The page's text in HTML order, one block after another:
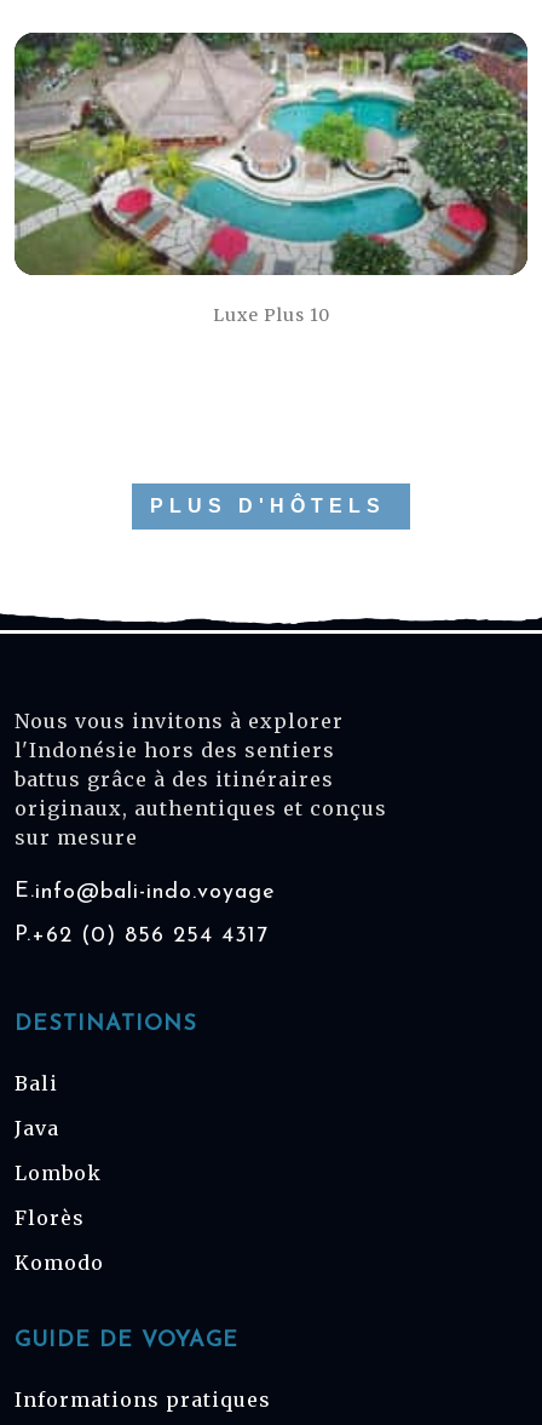
Luxe Plus 10
PLUS D'HÔTELS
Nous vous invitons à explorer
l'Indonésie hors des sentiers
battus grâce à des itinéraires
originaux, authentiques et conçus
sur mesure
E.info@bali-indo.voyage
P.+62 (0) 856 254 4317
DESTINATIONS
Bali
Java
Lombok
Florès
Komodo
GUIDE DE VOYAGE
Informations pratiques